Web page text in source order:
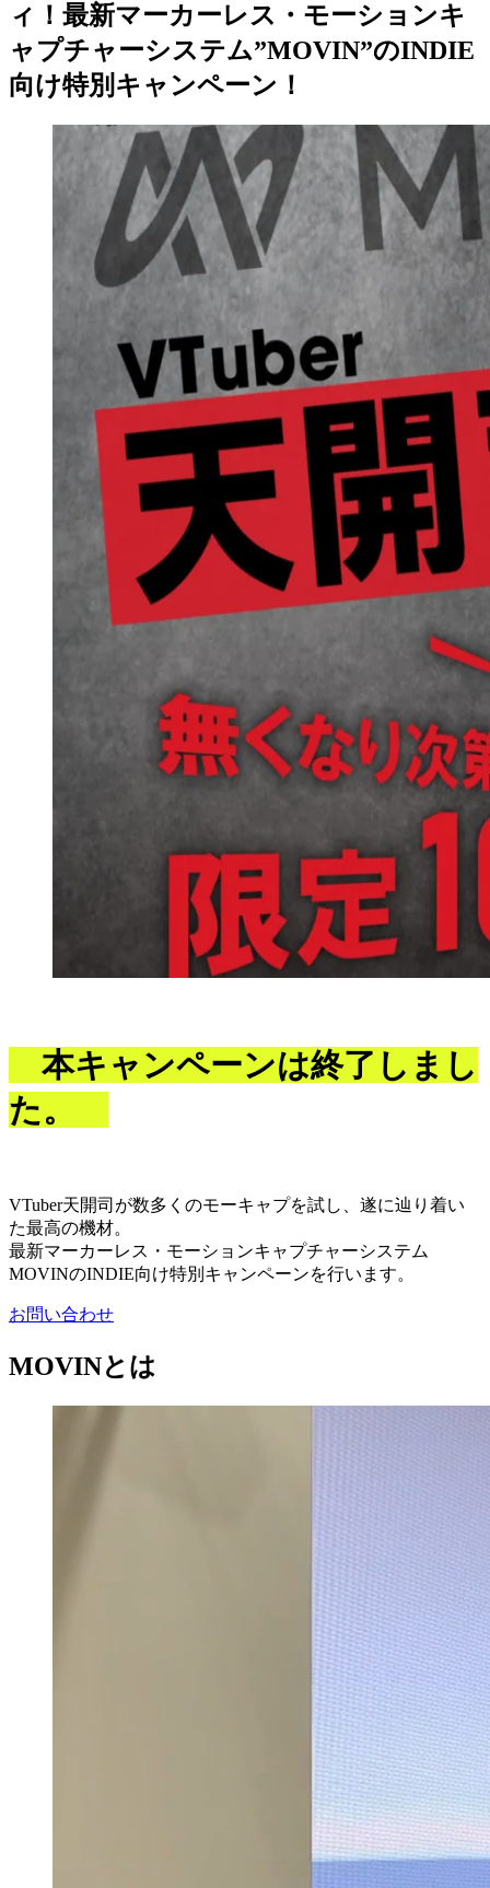
ィ！最新マーカーレス・モーションキ
ャプチャーシステム”MOVIN”のINDIE
向け特別キャンペーン！
本キャンペーンは終了しまし
た。
VTuber天開司が数多くのモーキャプを試し、遂に辿り着い
た最高の機材。
最新マーカーレス・モーションキャプチャーシステム
MOVINのINDIE向け特別キャンペーンを行います。
お問い合わせ
MOVINとは